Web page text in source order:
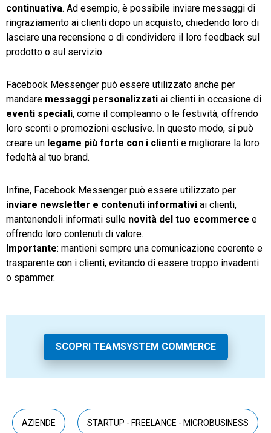
continuativa. Ad esempio, è possibile inviare messaggi di
ringraziamento ai clienti dopo un acquisto, chiedendo loro di
lasciare una recensione o di condividere il loro feedback sul
prodotto o sul servizio.
Facebook Messenger può essere utilizzato anche per
mandare messaggi personalizzati ai clienti in occasione di
eventi speciali, come il compleanno o le festività, offrendo
loro sconti o promozioni esclusive. In questo modo, si può
creare un legame più forte con i clienti e migliorare la loro
fedeltà al tuo brand.
Infine, Facebook Messenger può essere utilizzato per
inviare newsletter e contenuti informativi ai clienti,
mantenendoli informati sulle novità del tuo ecommerce e
offrendo loro contenuti di valore.
Importante: mantieni sempre una comunicazione coerente e
trasparente con i clienti, evitando di essere troppo invadenti
o spammer.
SCOPRI TEAMSYSTEM COMMERCE
AZIENDE STARTUP - FREELANCE - MICROBUSINESS